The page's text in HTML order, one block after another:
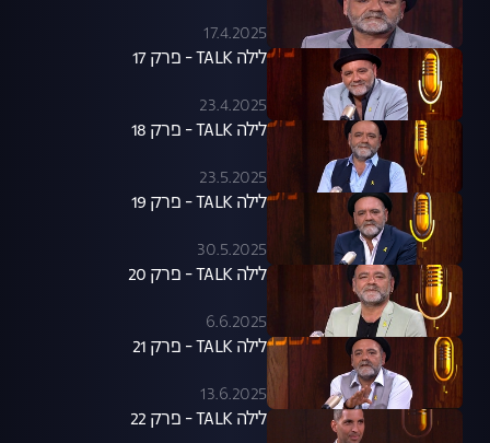
17.4.2025
לילה TALK - פרק 17
23.4.2025
לילה TALK - פרק 18
23.5.2025
לילה TALK - פרק 19
30.5.2025
לילה TALK - פרק 20
6.6.2025
לילה TALK - פרק 21
13.6.2025
לילה TALK - פרק 22